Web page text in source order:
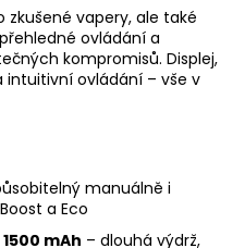
zkušené vapery, ale také
ovládání a
kompromisů. Displej,
intuitivní ovládání – vše v
manuálně i
a Eco
mAh – dlouhá výdrž,